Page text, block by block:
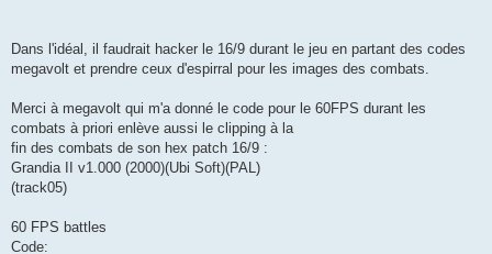
Dans l'idéal, il faudrait hacker le 16/9 durant le jeu en partant des codes
megavolt et prendre ceux d'espirral pour les images des combats.
Merci à megavolt qui m'a donné le code pour le 60FPS durant les
combats à priori enlève aussi le clipping à la
fin des combats de son hex patch 16/9 :
Grandia II v1.000 (2000)(Ubi Soft)(PAL)
(track05)
60 FPS battles
Code: